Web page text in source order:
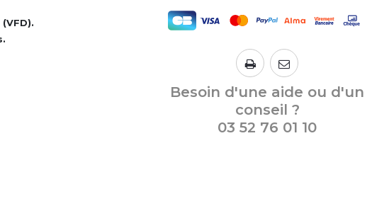
Besoin d'une aide ou d'un
conseil ?
03 52 76 01 10